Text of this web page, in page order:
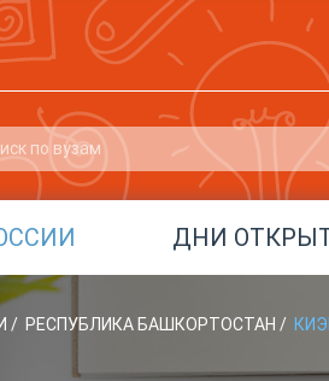
ДНИ
/ РЕСПУБЛИКА БАШКОРТОСТАН /